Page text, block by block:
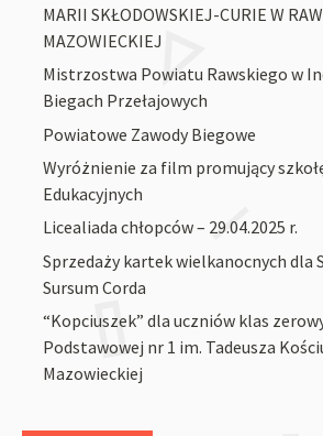
MARII SKŁODOWSKIEJ-CURIE W
MAZOWIECKIEJ
Mistrzostwa Powiatu Rawskiego w
Biegach Przełajowych
Powiatowe Zawody Biegowe
Wyróżnienie za film promujący
Edukacyjnych
Licealiada chłopców – 29.04.2025 r.
Sprzedaży kartek wielkanocnych dla
Sursum Corda
“Kopciuszek” dla uczniów klas
Podstawowej nr 1 im. Tadeusza
Mazowieckiej